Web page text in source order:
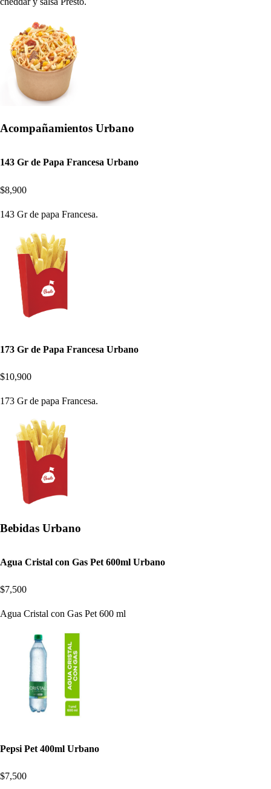
Acompañamientos Urbano
143 Gr de Papa Francesa Urbano
$8,900
143 Gr de papa Francesa.
173 Gr de Papa Francesa Urbano
$10,900
173 Gr de papa Francesa.
Bebidas Urbano
Agua Cristal con Gas Pet 600ml Urbano
$7,500
Agua Cristal con Gas Pet 600 ml
Pepsi Pet 400ml Urbano
$7,500